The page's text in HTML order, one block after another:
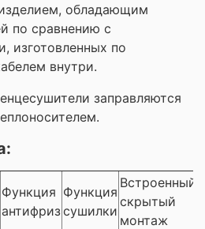
обладающим
по сравнению с
изготовленных по
внутри.
заправляются
Функция
антифриз
Функция
сушилки
Встроенный
скрытый
монтаж